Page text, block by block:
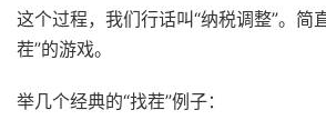
这个过程，我们行话叫“纳税调整”。简
茬”的游戏。
举几个经典的“找茬”例子：